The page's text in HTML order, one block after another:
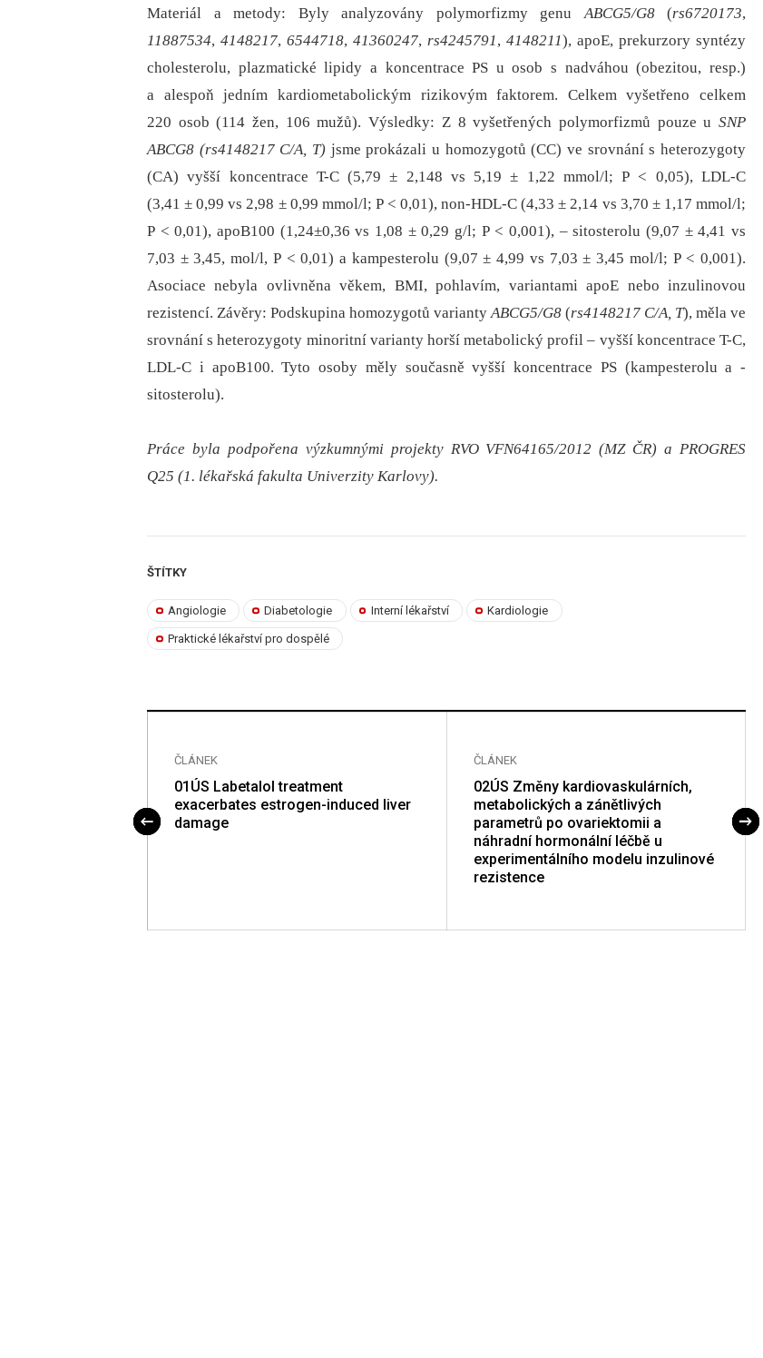
Materiál a metody: Byly analyzovány polymorfizmy genuABCG5/G8(rs6720173,
11887534, 4148217, 6544718, 41360247, rs4245791, 4148211), apoE, prekurzory syntézy
cholesterolu, plazmatické lipidy a koncentrace PS u osob s nadváhou (obezitou, resp.)
a alespoň jedním kardiometabolickým rizikovým faktorem. Celkem vyšetřeno celkem
220 osob (114 žen, 106 mužů). Výsledky: Z 8 vyšetřených polymorfizmů pouze u SNP
ABCG8 (rs4148217 C/A, T) jsme prokázali u homozygotů (CC) ve srovnání s heterozygoty
(CA) vyšší koncentrace T-C (5,79 ± 2,148 vs 5,19 ± 1,22 mmol/l; P < 0,05), LDL-C
(3,41 ± 0,99 vs 2,98 ± 0,99 mmol/l; P < 0,01), non-HDL-C (4,33 ± 2,14 vs 3,70 ± 1,17 mmol/l;
P < 0,01), apoB100 (1,24±0,36 vs 1,08 ± 0,29 g/l; P < 0,001), –⁠ sitosterolu (9,07 ± 4,41 vs
7,03 ± 3,45, mol/l, P < 0,01) a kampesterolu (9,07 ± 4,99 vs 7,03 ± 3,45 mol/l; P < 0,001).
Asociace nebyla ovlivněna věkem, BMI, pohlavím, variantami apoE nebo inzulinovou
rezistencí. Závěry: Podskupina homozygotů variantyABCG5/G8 (rs4148217 C/A, T), měla ve
srovnání s heterozygoty minoritní varianty horší metabolický profil –⁠ vyšší koncentrace T-C,
LDL-C i apoB100. Tyto osoby měly současně vyšší koncentrace PS (kampesterolu a -
sitosterolu).
Práce byla podpořena výzkumnými projekty RVO VFN64165/2012 (MZ ČR) a PROGRES
Q25 (1. lékařská fakulta Univerzity Karlovy).
ŠTÍTKY
Angiologie Diabetologie Interní lékařství Kardiologie
Praktické lékařství pro dospělé
ČLÁNEK
01ÚS Labetalol treatment
exacerbates estrogen-induced liver
damage
ČLÁNEK
02ÚS Změny kardiovaskulárních,
metabolických a zánětlivých
parametrů po ovariektomii a
náhradní hormonální léčbě u
experimentálního modelu inzulinové
rezistence